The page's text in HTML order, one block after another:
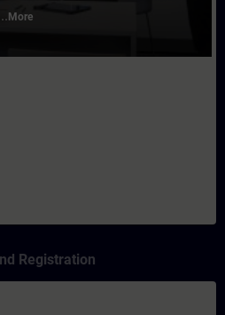
More
Registration